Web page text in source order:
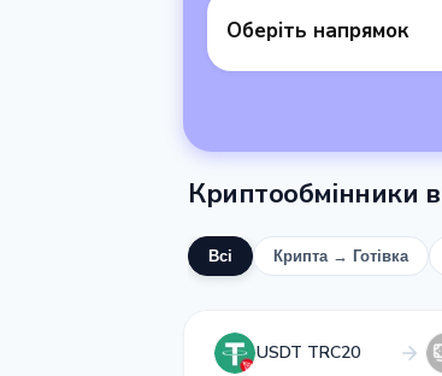
Оберіть напрямок
Криптообмінники
Всі Крипта → Готівка
USDT TRC20